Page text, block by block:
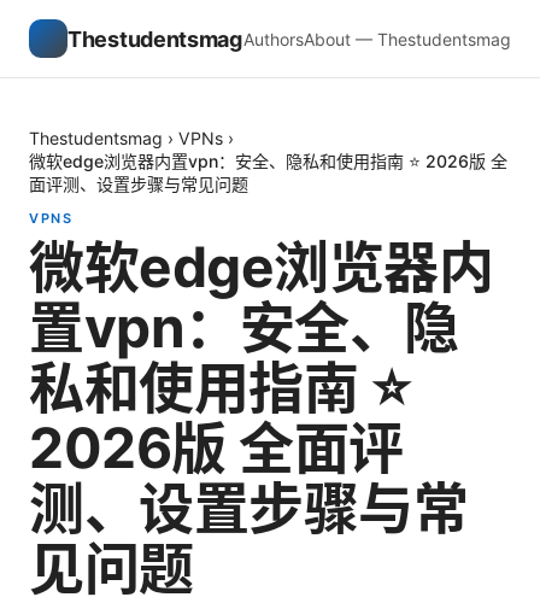
ThestudentsmagAuthorsAbout — Thestudentsmag
Thestudentsmag › VPNs ›
微软edge浏览器内置vpn：安全、隐私和使用指南 ⭐ 2026版 全
面评测、设置步骤与常见问题
VPNS
微软edge浏览器内
置vpn：安全、隐
私和使用指南 ⭐
2026版 全面评
测、设置步骤与常
见问题